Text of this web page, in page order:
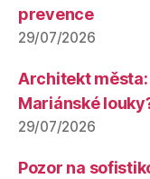
prevence
29/07/2026
Architekt
Mariánské
29/07/2026
Pozor na